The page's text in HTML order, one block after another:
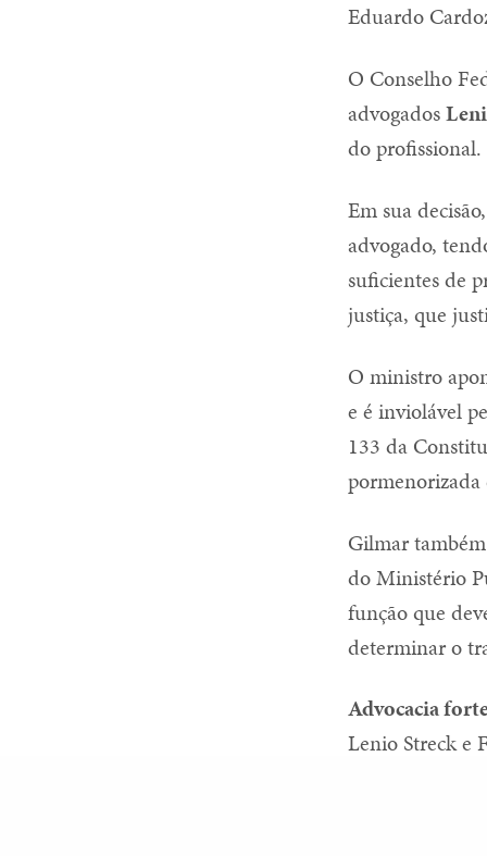
Eduardo
O Conselho
advogados
do profissional.
Em sua
advogado,
suficientes de
justiça, que
O ministro
e é inviolável
133 da
Gilmar
do Ministério
função que
determinar o
Advocacia
Lenio Streck e